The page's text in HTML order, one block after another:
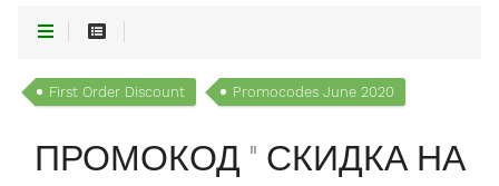
First Order Discount Promocodes June 2020
ПРОМОКОД " СКИДКА НА